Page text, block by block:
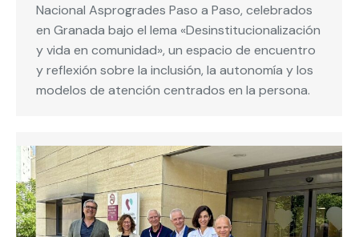
Nacional Asprogrades Paso a Paso, celebrados
en Granada bajo el lema «Desinstitucionalización
y vida en comunidad», un espacio de encuentro
y reflexión sobre la inclusión, la autonomía y los
modelos de atención centrados en la persona.